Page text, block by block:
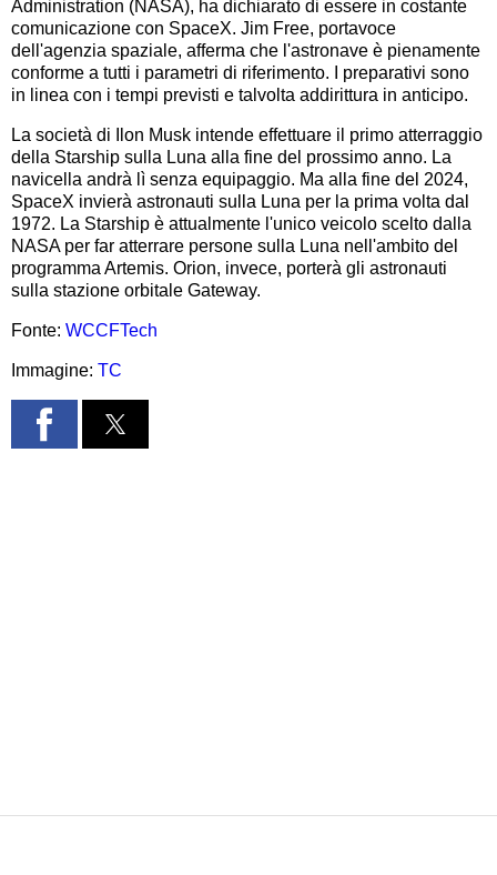
Administration (NASA), ha dichiarato di essere in costante
comunicazione con SpaceX. Jim Free, portavoce
dell'agenzia spaziale, afferma che l'astronave è pienamente
conforme a tutti i parametri di riferimento. I preparativi sono
in linea con i tempi previsti e talvolta addirittura in anticipo.
La società di Ilon Musk intende effettuare il primo atterraggio
della Starship sulla Luna alla fine del prossimo anno. La
navicella andrà lì senza equipaggio. Ma alla fine del 2024,
SpaceX invierà astronauti sulla Luna per la prima volta dal
1972. La Starship è attualmente l'unico veicolo scelto dalla
NASA per far atterrare persone sulla Luna nell'ambito del
programma Artemis. Orion, invece, porterà gli astronauti
sulla stazione orbitale Gateway.
Fonte: WCCFTech
Immagine: TC